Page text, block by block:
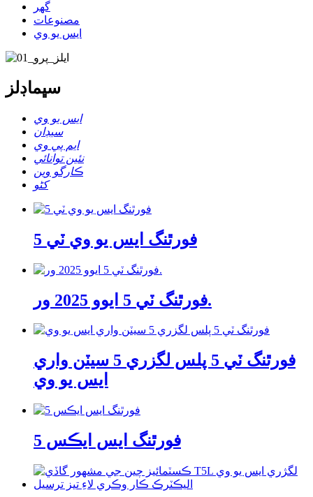
گھر
مصنوعات
ايس يو وي
سڀماڊلز
ايس يو وي
سيڊان
ايم پي وي
نئين توانائي
ڪارگو وين
کڻو
فورٿنگ ايس يو وي ٽي 5
فورٿنگ ٽي 5 ايوو 2025 ور.
فورٿنگ ٽي 5 پلس لگزري 5 سيٽن واري
ايس يو وي
فورٿنگ ايس ايڪس 5